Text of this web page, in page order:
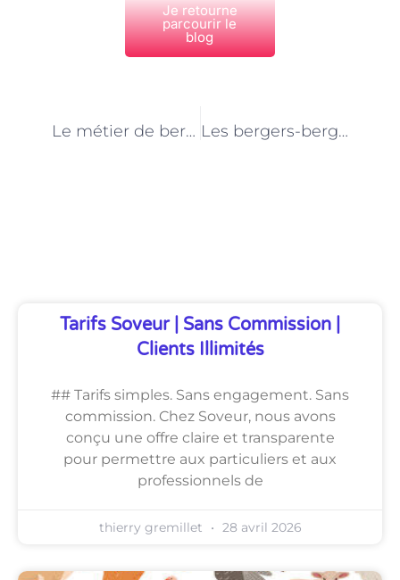
Je retourne
parcourir le
blog
Le métier de berger-bergère à Paris : Entre tradition pastorale et réalité citadine Les bergers-bergères de Paris : Ambassadeurs de la vie rurale en milieu urbain
Tarifs Soveur | Sans Commission |
Clients Illimités
## Tarifs simples. Sans engagement. Sans
commission. Chez Soveur, nous avons
conçu une offre claire et transparente
pour permettre aux particuliers et aux
professionnels de
thierry gremillet 28 avril 2026